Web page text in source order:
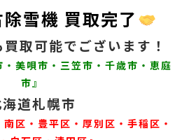
雪機 買取完了
取可能でございます！
美唄市・三笠市・千歳市・恵庭
市』
道札幌市
南区・豊平区・厚別区・手稲区・